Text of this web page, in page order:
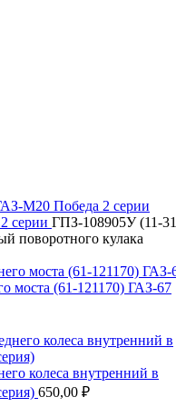
М20 Победа 2 серии
серии ГПЗ-108905У (11-
поворотного кулака
моста (61-121170) ГАЗ-67
колеса внутренний в
650,00 ₽